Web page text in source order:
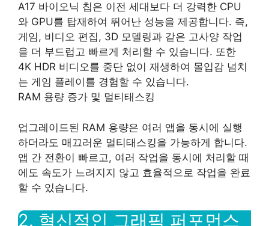
A17 바이오닉 칩은 이전 세대보다 더 강력한 CPU
와 GPU를 탑재하여 뛰어난 성능을 제공합니다. 즉,
게임, 비디오 편집, 3D 모델링과 같은 고사양 작업
을 더 부드럽고 빠르게 처리할 수 있습니다. 또한
4K HDR 비디오를 중단 없이 재생하여 몰입감 넘치
는 게임 플레이를 경험할 수 있습니다.
RAM 용량 증가 및 멀티태스킹
업그레이드된 RAM 용량은 여러 앱을 동시에 실행
하더라도 매끄러운 멀티태스킹을 가능하게 합니다.
앱 간 전환이 빠르고, 여러 작업을 동시에 처리할 때
에도 속도가 느려지지 않고 효율적으로 작업을 완료
할 수 있습니다.
2. 혁신적인 그래픽 퍼포먼스